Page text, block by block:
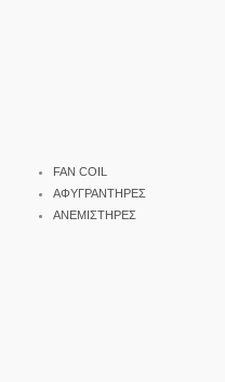
FAN COIL
ΑΦΥΓΡΑΝΤΗΡΕΣ
ΑΝΕΜΙΣΤΗΡΕΣ